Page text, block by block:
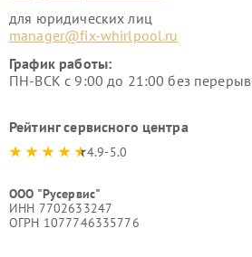
для юридических лиц
manager@fix-whirlpool.ru
График работы:
ПН-ВСК с 9:00 до 21:00 без
Рейтинг сервисного центра
4.9-5.0
ООО "Русервис"
ИНН 7702633247
ОГРН 1077746335776